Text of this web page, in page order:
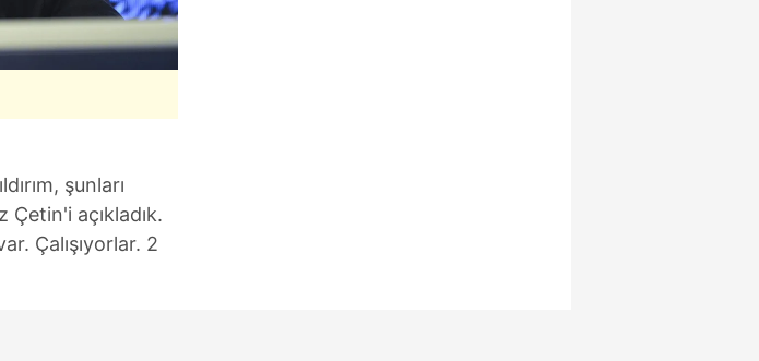
için lütfentıklayınız.
şunları
açıkladık.
Çalışıyorlar. 2